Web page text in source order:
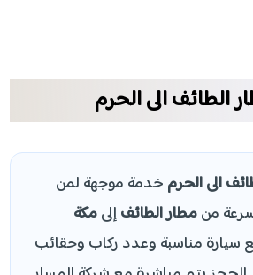
الى الحرم
الى الحرم خدمة موجهة لمن
منمطار الطائفإلىمكة
سيارة مناسبة وعدد ركاب وحقائب